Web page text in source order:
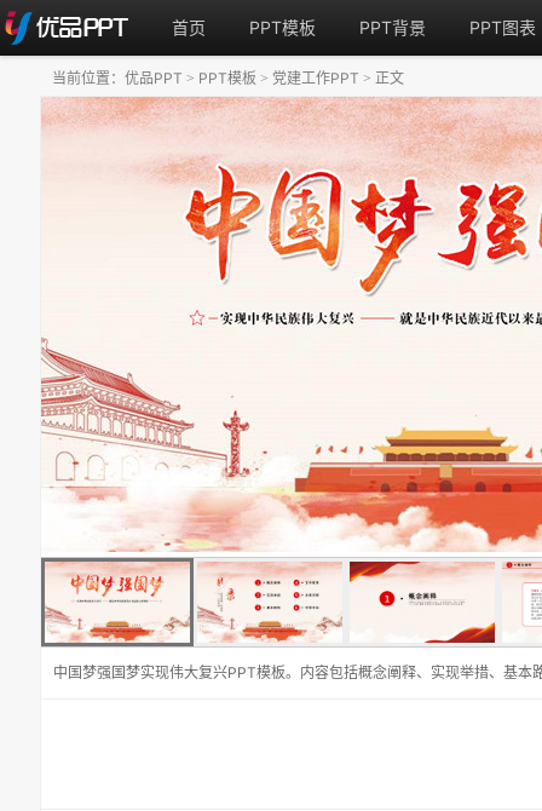
首页 PPT模板 PPT背景 PPT图表
中国梦强国梦实现伟大复兴PPT模板。内容包括概念阐释、实现举措、基本
当前位置： 优品PPT > PPT模板 > 党建工作PPT > 正文